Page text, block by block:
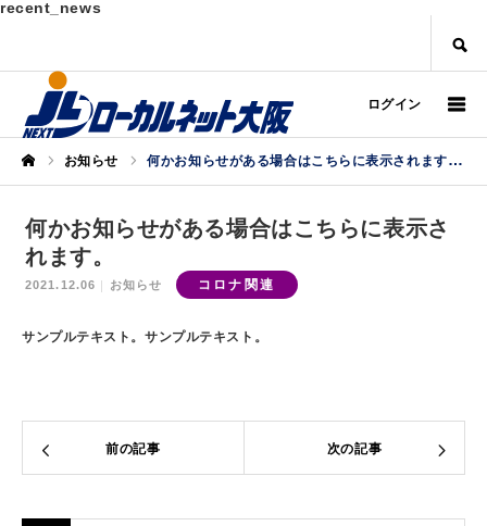
recent_news
ログイン
お知らせ 何かお知らせがある場合はこちらに表示されます。
何かお知らせがある場合はこちらに表示さ
れます。
2021.12.06 お知らせ コロナ関連
サンプルテキスト。サンプルテキスト。
前の記事 次の記事